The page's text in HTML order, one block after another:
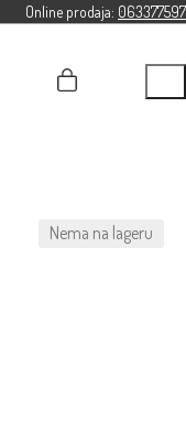
Online prodaja: 063377597
Nema na lageru